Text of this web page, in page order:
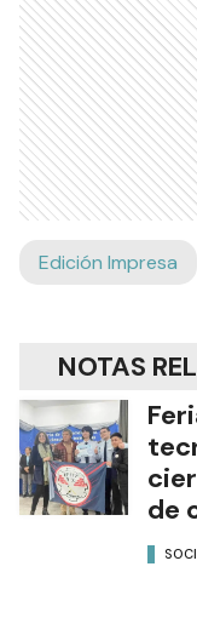
Edición Impresa
NOTAS
de